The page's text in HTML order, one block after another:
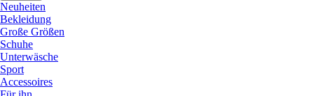
Neuheiten
Bekleidung
Große Größen
Schuhe
Unterwäsche
Sport
Accessoires